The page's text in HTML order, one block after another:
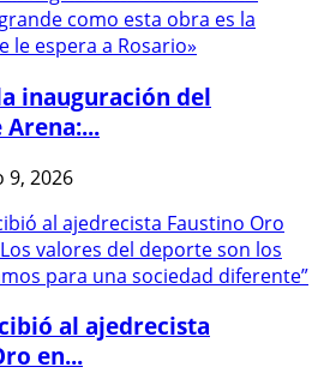
inauguración del
9, 2026
al ajedrecista
en...